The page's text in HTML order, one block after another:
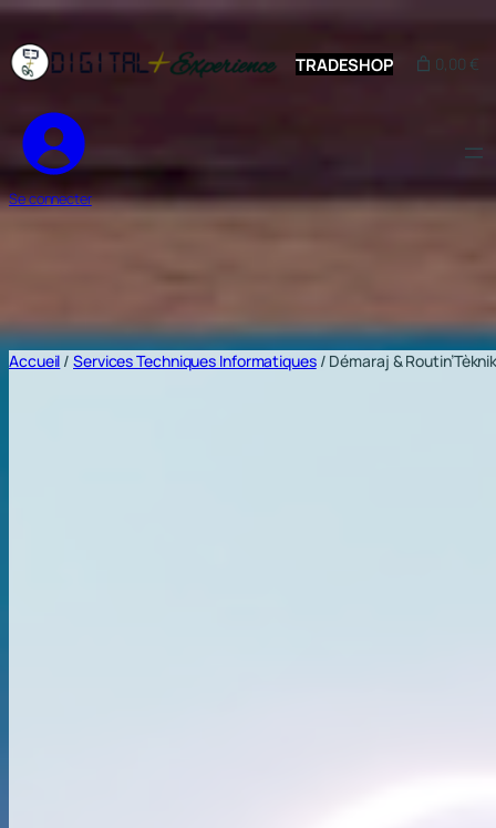
Aller
au
contenu
TRADESHOP 0,00 €
Se connecter
Accueil /Services Techniques Informatiques/ Démaraj &